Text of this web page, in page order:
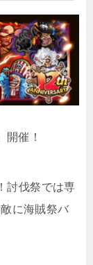
催！
討伐祭では専
に海賊祭バ